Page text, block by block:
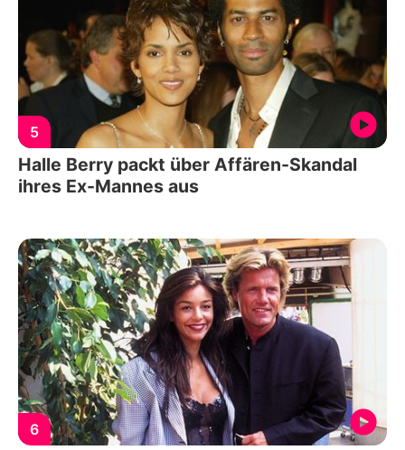
5
Halle Berry packt über Affären-Skandal
ihres Ex-Mannes aus
6